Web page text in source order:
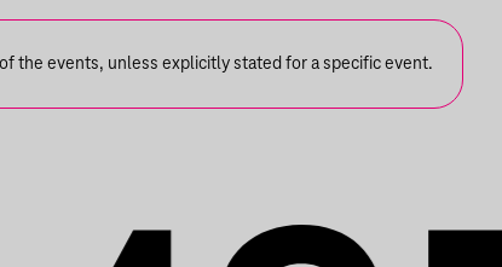
the events, unless explicitly stated for a specific event.